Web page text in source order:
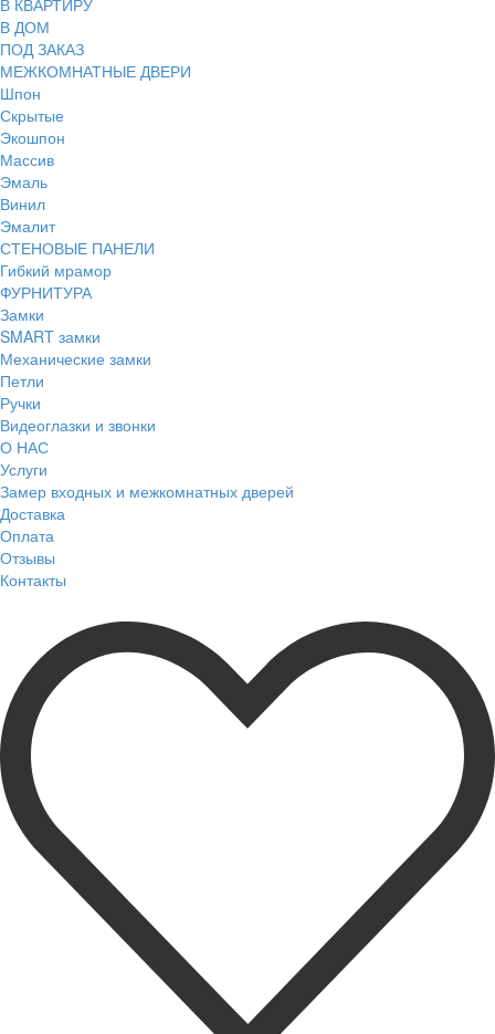
В ДОМ
ПОД ЗАКАЗ
МЕЖКОМНАТНЫЕ ДВЕРИ
Шпон
Скрытые
Экошпон
Массив
Эмаль
Винил
Эмалит
СТЕНОВЫЕ ПАНЕЛИ
Гибкий мрамор
ФУРНИТУРА
Замки
SMART замки
Механические замки
Петли
Ручки
Видеоглазки и звонки
О НАС
Услуги
Замер входных и межкомнатных дверей
Доставка
Оплата
Отзывы
Контакты